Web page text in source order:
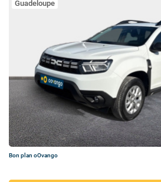
Guadeloupe
Bon plan oOvango